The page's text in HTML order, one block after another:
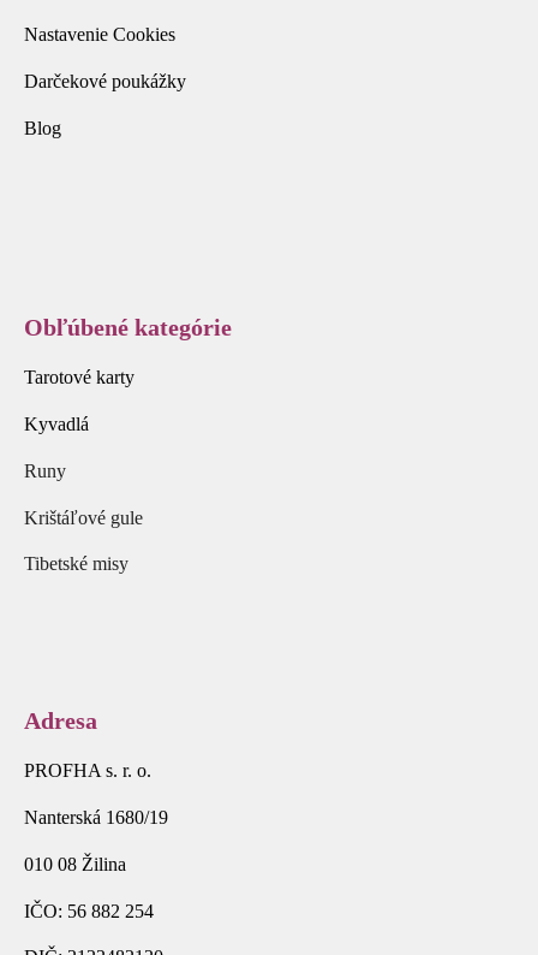
Nastavenie Cookies
Darčekové poukážky
Blog
Obľúbené kategórie
Tarotové karty
Kyvadlá
Runy
Krištáľové gule
Tibetské misy
Adresa
PROFHA s. r. o.
Nanterská 1680/19
010 08 Žilina
IČO: 56 882 254